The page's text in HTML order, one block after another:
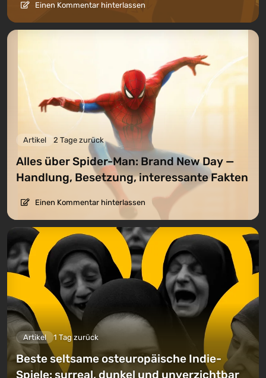
Einen Kommentar hinterlassen
Artikel 2 Tage zurück
Alles über Spider-Man: Brand New Day —
Handlung, Besetzung, interessante Fakten
Einen Kommentar hinterlassen
Artikel 1 Tag zurück
Beste seltsame osteuropäische Indie-
Spiele: surreal, dunkel und unverzichtbar